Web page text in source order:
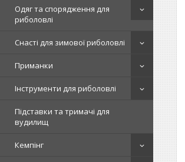
Одяг та спорядження для
риболовлі
Снасті для зимової риболовлі
Приманки
Інструменти для риболовлі
Підставки та тримачі для
вудилищ
Кемпінг